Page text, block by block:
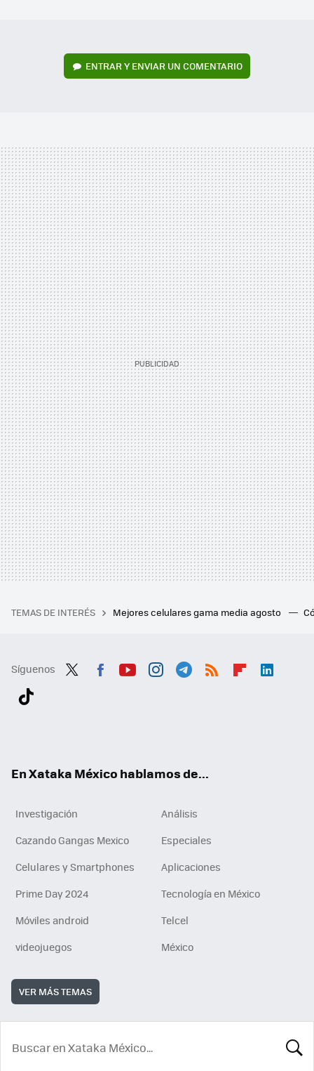
ENTRAR Y ENVIAR UN COMENTARIO
TEMAS DE INTERÉS Mejores celulares gama media agosto
Síguenos
En Xataka México hablamos de...
Investigación
Análisis
Cazando Gangas Mexico
Especiales
Celulares y Smartphones
Aplicaciones
Prime Day 2024
Tecnología en México
Móviles android
Telcel
videojuegos
México
VER MÁS TEMAS